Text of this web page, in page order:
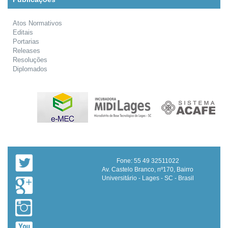
Atos Normativos
Editais
Portarias
Releases
Resoluções
Diplomados
Fone: 55 49 32511022
Av. Castelo Branco, nº170, Bairro
Universitário - Lages - SC - Brasil